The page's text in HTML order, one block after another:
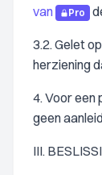
van
Pro
3.2. Gelet
herziening
4. Voor
geen
III.